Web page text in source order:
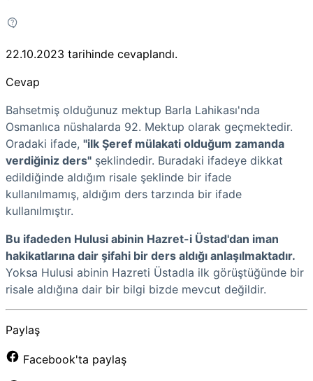
22.10.2023 tarihinde cevaplandı.
Cevap
Bahsetmiş olduğunuz mektup Barla Lahikası'nda
Osmanlıca nüshalarda 92. Mektup olarak geçmektedir.
Oradaki ifade, "ilk Şeref mülakati olduğum zamanda
verdiğiniz ders" şeklindedir. Buradaki ifadeye dikkat
edildiğinde aldığım risale şeklinde bir ifade
kullanılmamış, aldığım ders tarzında bir ifade
kullanılmıştır.
Bu ifadeden Hulusi abinin Hazret-i Üstad'dan iman
hakikatlarına dair şifahi bir ders aldığı anlaşılmaktadır.
Yoksa Hulusi abinin Hazreti Üstadla ilk görüştüğünde bir
risale aldığına dair bir bilgi bizde mevcut değildir.
Paylaş
Facebook'ta paylaş